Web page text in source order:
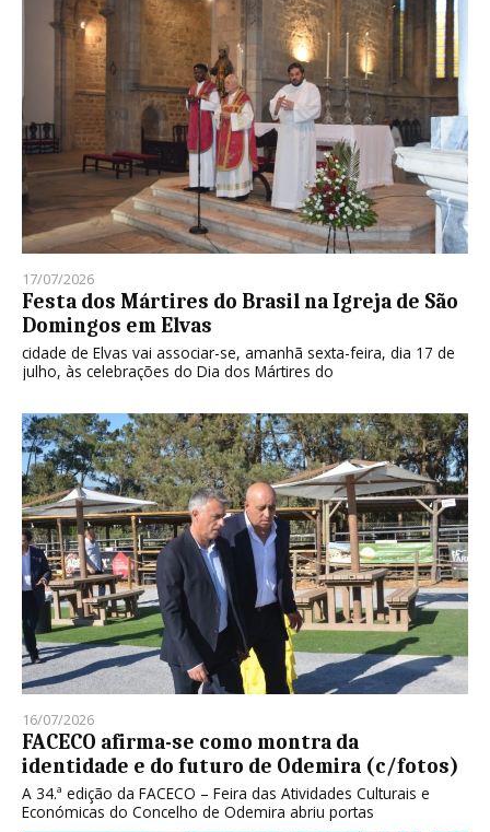
17/07/2026
Festa dos Mártires do Brasil na Igreja de São
Domingos em Elvas
cidade de Elvas vai associar-se, amanhã sexta-feira, dia 17 de
julho, às celebrações do Dia dos Mártires do
16/07/2026
FACECO afirma-se como montra da
identidade e do futuro de Odemira (c/fotos)
A 34.ª edição da FACECO – Feira das Atividades Culturais e
Económicas do Concelho de Odemira abriu portas